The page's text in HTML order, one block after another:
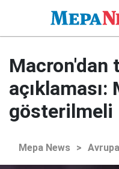
Macron'dan
açıklaması:
gösterilmeli
Mepa News > Avrupa